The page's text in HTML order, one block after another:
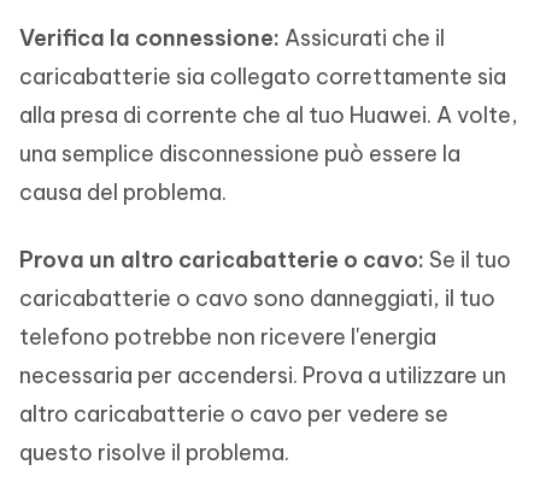
Verifica la connessione: Assicurati che il
caricabatterie sia collegato correttamente sia
alla presa di corrente che al tuo Huawei. A volte,
una semplice disconnessione può essere la
causa del problema.
Prova un altro caricabatterie o cavo: Se il tuo
caricabatterie o cavo sono danneggiati, il tuo
telefono potrebbe non ricevere l'energia
necessaria per accendersi. Prova a utilizzare un
altro caricabatterie o cavo per vedere se
questo risolve il problema.